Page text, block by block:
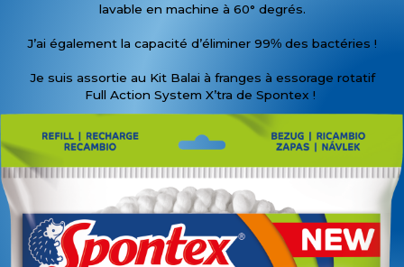
lavable en machine à 60° degrés.
J’ai également la capacité d’éliminer 99% des bactéries !
Je suis assortie au Kit Balai à franges à essorage rotatif
Full Action System X’tra de Spontex !